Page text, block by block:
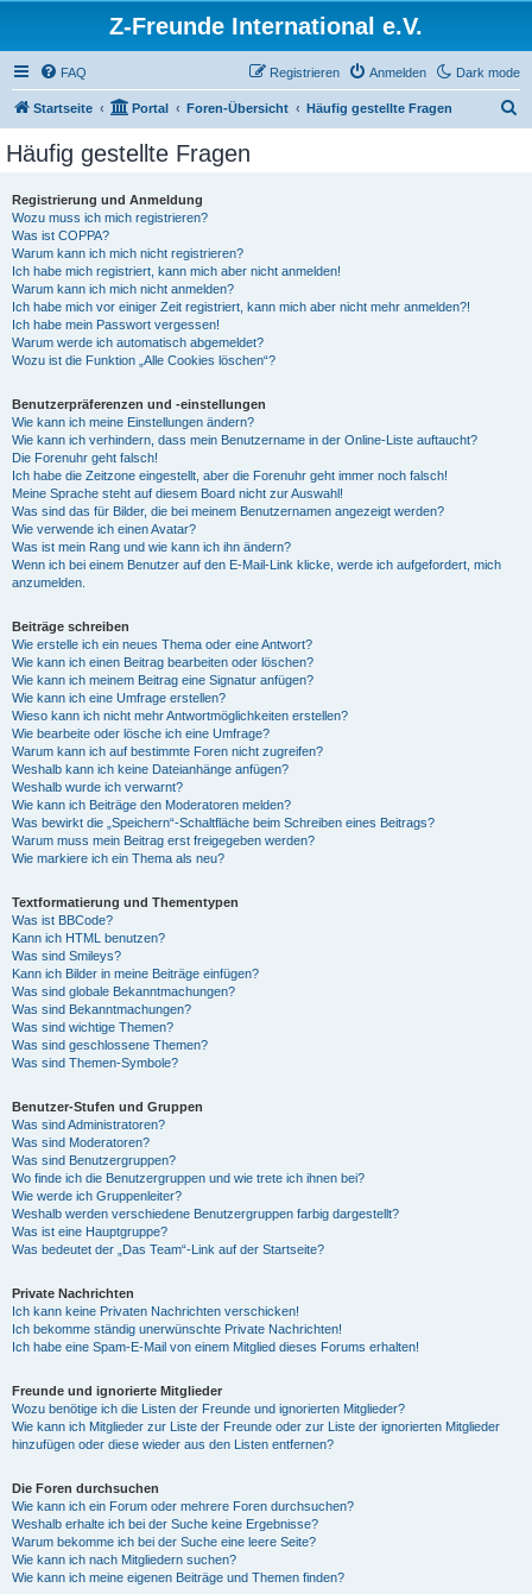
Z-Freunde International e.V.
Dark mode
FAQ Anmelden
Registrieren
Startseite Portal Foren-Übersicht Häufig gestellte Fragen
Häufig gestellte Fragen
Registrierung und Anmeldung
Wozu muss ich mich registrieren?
Was ist COPPA?
Warum kann ich mich nicht registrieren?
Ich habe mich registriert, kann mich aber nicht anmelden!
Warum kann ich mich nicht anmelden?
Ich habe mich vor einiger Zeit registriert, kann mich aber nicht mehr anmelden?!
Ich habe mein Passwort vergessen!
Warum werde ich automatisch abgemeldet?
Wozu ist die Funktion „Alle Cookies löschen“?
Benutzerpräferenzen und -einstellungen
Wie kann ich meine Einstellungen ändern?
Wie kann ich verhindern, dass mein Benutzername in der Online-Liste auftaucht?
Die Forenuhr geht falsch!
Ich habe die Zeitzone eingestellt, aber die Forenuhr geht immer noch falsch!
Meine Sprache steht auf diesem Board nicht zur Auswahl!
Was sind das für Bilder, die bei meinem Benutzernamen angezeigt werden?
Wie verwende ich einen Avatar?
Was ist mein Rang und wie kann ich ihn ändern?
Wenn ich bei einem Benutzer auf den E-Mail-Link klicke, werde ich aufgefordert, mich
anzumelden.
Beiträge schreiben
Wie erstelle ich ein neues Thema oder eine Antwort?
Wie kann ich einen Beitrag bearbeiten oder löschen?
Wie kann ich meinem Beitrag eine Signatur anfügen?
Wie kann ich eine Umfrage erstellen?
Wieso kann ich nicht mehr Antwortmöglichkeiten erstellen?
Wie bearbeite oder lösche ich eine Umfrage?
Warum kann ich auf bestimmte Foren nicht zugreifen?
Weshalb kann ich keine Dateianhänge anfügen?
Weshalb wurde ich verwarnt?
Wie kann ich Beiträge den Moderatoren melden?
Was bewirkt die „Speichern“-Schaltfläche beim Schreiben eines Beitrags?
Warum muss mein Beitrag erst freigegeben werden?
Wie markiere ich ein Thema als neu?
Textformatierung und Thementypen
Was ist BBCode?
Kann ich HTML benutzen?
Was sind Smileys?
Kann ich Bilder in meine Beiträge einfügen?
Was sind globale Bekanntmachungen?
Was sind Bekanntmachungen?
Was sind wichtige Themen?
Was sind geschlossene Themen?
Was sind Themen-Symbole?
Benutzer-Stufen und Gruppen
Was sind Administratoren?
Was sind Moderatoren?
Was sind Benutzergruppen?
Wo finde ich die Benutzergruppen und wie trete ich ihnen bei?
Wie werde ich Gruppenleiter?
Weshalb werden verschiedene Benutzergruppen farbig dargestellt?
Was ist eine Hauptgruppe?
Was bedeutet der „Das Team“-Link auf der Startseite?
Private Nachrichten
Ich kann keine Privaten Nachrichten verschicken!
Ich bekomme ständig unerwünschte Private Nachrichten!
Ich habe eine Spam-E-Mail von einem Mitglied dieses Forums erhalten!
Freunde und ignorierte Mitglieder
Wozu benötige ich die Listen der Freunde und ignorierten Mitglieder?
Wie kann ich Mitglieder zur Liste der Freunde oder zur Liste der ignorierten Mitglieder
hinzufügen oder diese wieder aus den Listen entfernen?
Die Foren durchsuchen
Wie kann ich ein Forum oder mehrere Foren durchsuchen?
Weshalb erhalte ich bei der Suche keine Ergebnisse?
Warum bekomme ich bei der Suche eine leere Seite?
Wie kann ich nach Mitgliedern suchen?
Wie kann ich meine eigenen Beiträge und Themen finden?